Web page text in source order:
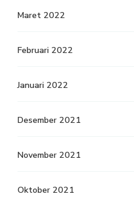
Maret 2022
Februari 2022
Januari 2022
Desember 2021
November 2021
Oktober 2021